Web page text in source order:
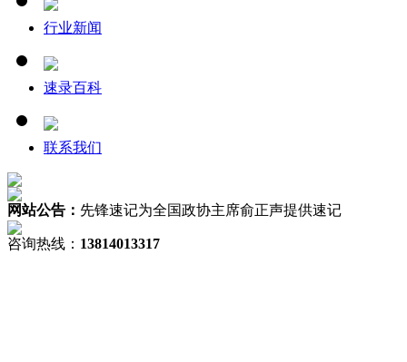
行业新闻
速录百科
联系我们
网站公告： 先锋速记为全国政协主席俞正声提供速记
咨询热线： 13814013317